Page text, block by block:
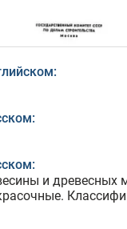
и древесных